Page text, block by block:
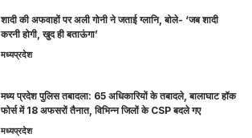
शादी की अफवाहों पर अली गोनी ने जताई ग्लानि, बोले- ‘जब शादी
करनी होगी, खुद ही बताऊंगा’
मध्यप्रदेश
मध्य प्रदेश पुलिस तबादला: 65 अधिकारियों के तबादले, बालाघाट हॉक
फोर्स में 18 अफसरों तैनात, विभिन्न जिलों के CSP बदले गए
मध्यप्रदेश